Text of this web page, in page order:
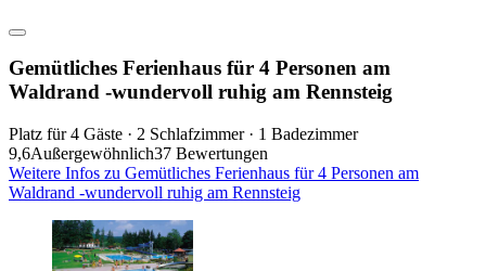
Gemütliches Ferienhaus für 4 Personen am
Waldrand -wundervoll ruhig am Rennsteig
Platz für 4 Gäste · 2 Schlafzimmer · 1 Badezimmer
9,6Außergewöhnlich37 Bewertungen
Weitere Infos zu Gemütliches Ferienhaus für 4 Personen am
Waldrand -wundervoll ruhig am Rennsteig